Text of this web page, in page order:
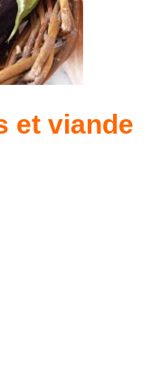
et viande